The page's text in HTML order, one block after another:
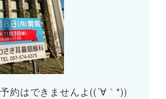
約はできませんよ((´∀｀*))